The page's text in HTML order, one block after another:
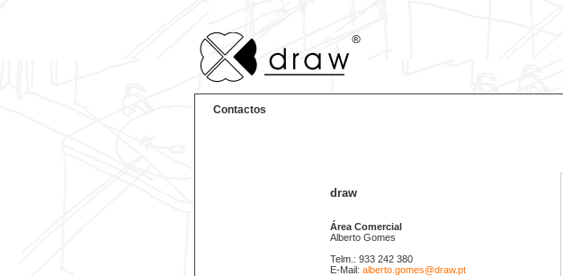
Contactos
draw
Área Comercial
Alberto Gomes
Telm.: 933 242 380
E-Mail: alberto.gomes@draw.pt